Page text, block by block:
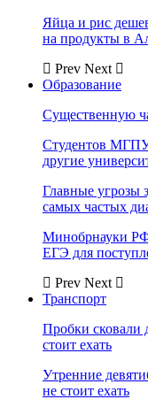
Яйца и рис
на продукты в
Prev Next
Образование
Существенную
Студентов МГПУ
другие
Главные угрозы
самых частых
Минобрнауки
ЕГЭ для
Prev Next
Транспорт
Пробки сковали
стоит ехать
Утренние
не стоит ехать